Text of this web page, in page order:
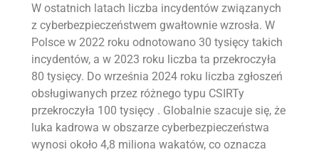
W ostatnich latach liczba incydentów związanych
z cyberbezpieczeństwem gwałtownie wzrosła. W
Polsce w 2022 roku odnotowano 30 tysięcy takich
incydentów, a w 2023 roku liczba ta przekroczyła
80 tysięcy. Do września 2024 roku liczba zgłoszeń
obsługiwanych przez różnego typu CSIRTy
przekroczyła 100 tysięcy . Globalnie szacuje się, że
luka kadrowa w obszarze cyberbezpieczeństwa
wynosi około 4,8 miliona wakatów, co oznacza